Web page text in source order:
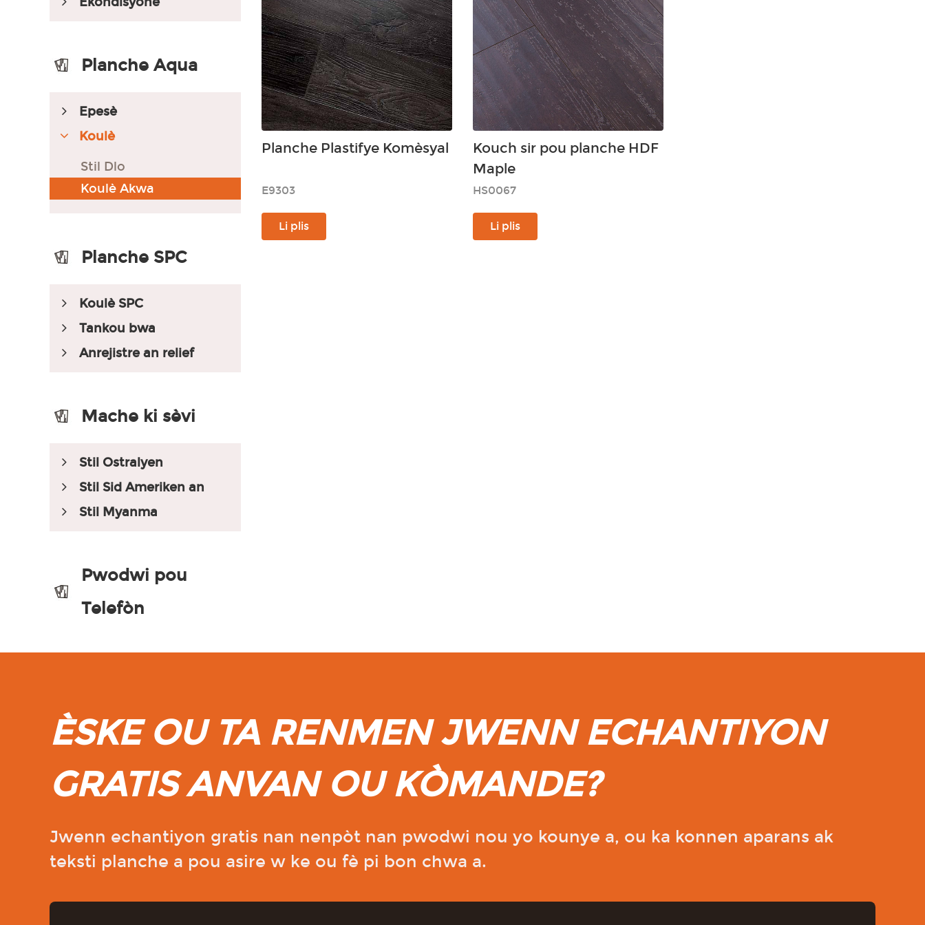
Planche Aqua
Epesè
Koulè
Stil Dlo
Koulè Akwa
Planche SPC
Koulè SPC
Tankou bwa
Anrejistre an relief
Mache ki sèvi
Stil Ostralyen
Stil Sid Ameriken an
Stil Myanma
Pwodwi pou
Telefòn
Planche Plastifye Komèsyal
E9303
Li plis
Kouch sir pou planche HDF
Maple
HS0067
Li plis
ÈSKE OU TA RENMEN JWENN ECHANTIYON
GRATIS ANVAN OU KÒMANDE?
Jwenn echantiyon gratis nan nenpòt nan pwodwi nou yo kounye a, ou ka konnen aparans ak
teksti planche a pou asire w ke ou fè pi bon chwa a.